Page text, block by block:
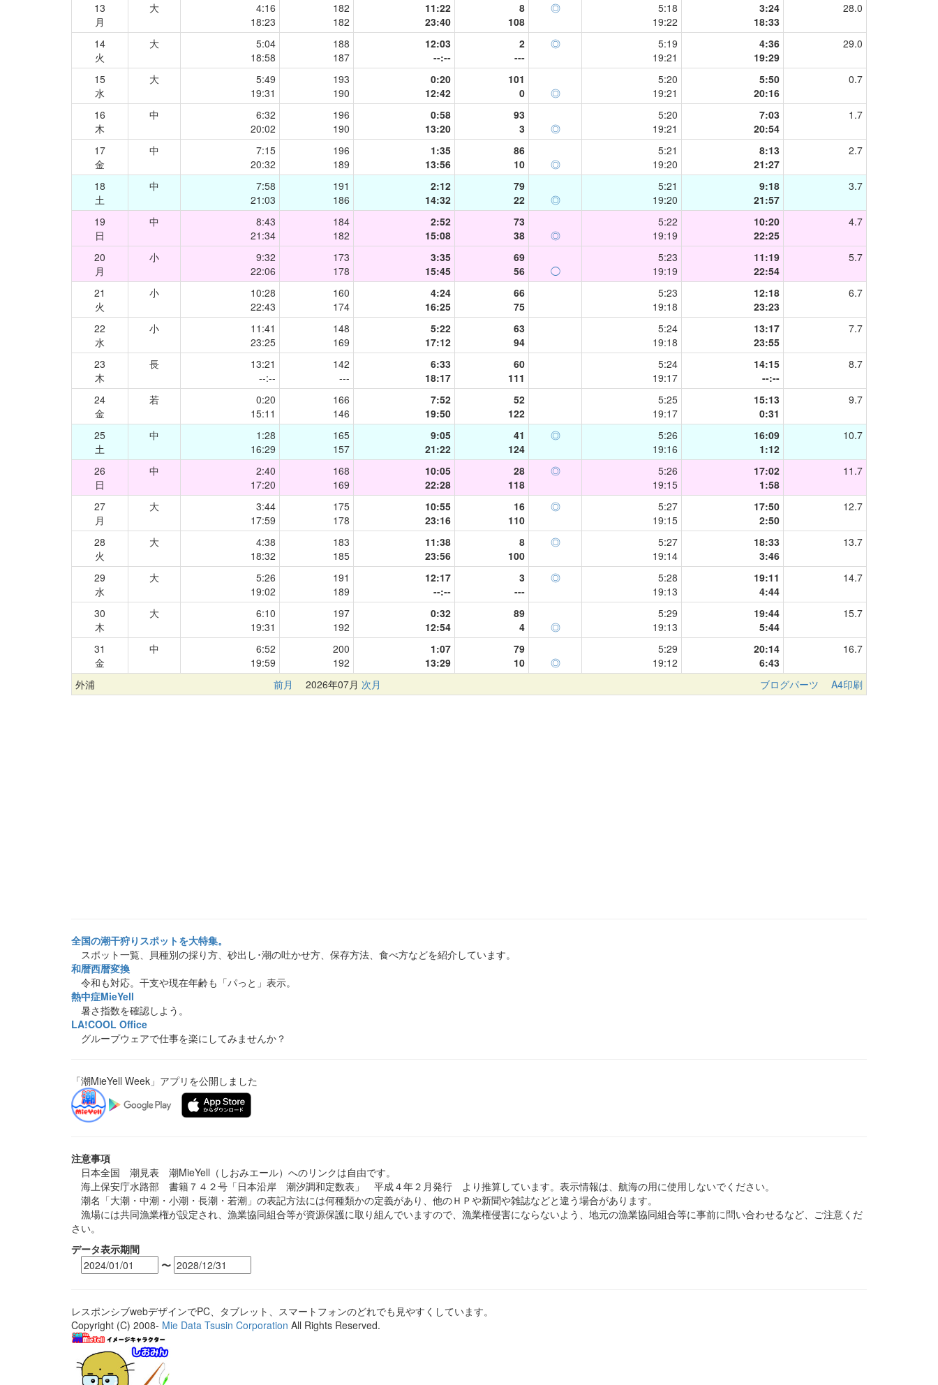
13
月
大
4:16
18:23
182
182
11:22
23:40
8
108
◎
5:18
19:22
3:24
18:33
28.0
14
火
大
5:04
18:58
188
187
12:03
--:--
2
---
◎
5:19
19:21
4:36
19:29
29.0
15
水
大
5:49
19:31
193
190
0:20
12:42
101
0
◎
5:20
19:21
5:50
20:16
0.7
16
木
中
6:32
20:02
196
190
0:58
13:20
93
3
◎
5:20
19:21
7:03
20:54
1.7
17
金
中
7:15
20:32
196
189
1:35
13:56
86
10
◎
5:21
19:20
8:13
21:27
2.7
18
土
中
7:58
21:03
191
186
2:12
14:32
79
22
◎
5:21
19:20
9:18
21:57
3.7
19
日
中
8:43
21:34
184
182
2:52
15:08
73
38
◎
5:22
19:19
10:20
22:25
4.7
20
月
小
9:32
22:06
173
178
3:35
15:45
69
56
◯
5:23
19:19
11:19
22:54
5.7
21
火
小
10:28
22:43
160
174
4:24
16:25
66
75
5:23
19:18
12:18
23:23
6.7
22
水
小
11:41
23:25
148
169
5:22
17:12
63
94
5:24
19:18
13:17
23:55
7.7
23
木
長
13:21
--:--
142
---
6:33
18:17
60
111
5:24
19:17
14:15
--:--
8.7
24
金
若
0:20
15:11
166
146
7:52
19:50
52
122
5:25
19:17
15:13
0:31
9.7
25
土
中
1:28
16:29
165
157
9:05
21:22
41
124
◎
5:26
19:16
16:09
1:12
10.7
26
日
中
2:40
17:20
168
169
10:05
22:28
28
118
◎
5:26
19:15
17:02
1:58
11.7
27
月
大
3:44
17:59
175
178
10:55
23:16
16
110
◎
5:27
19:15
17:50
2:50
12.7
28
火
大
4:38
18:32
183
185
11:38
23:56
8
100
◎
5:27
19:14
18:33
3:46
13.7
29
水
大
5:26
19:02
191
189
12:17
--:--
3
---
◎
5:28
19:13
19:11
4:44
14.7
30
木
大
6:10
19:31
197
192
0:32
12:54
89
4
◎
5:29
19:13
19:44
5:44
15.7
31
金
中
6:52
19:59
200
192
1:07
13:29
79
10
◎
5:29
19:12
20:14
6:43
16.7
外浦 前月 2026年07月 次月 ブログパーツ A4印刷
全国の潮干狩りスポットを大特集。
スポット一覧、貝種別の採り方、砂出し･潮の吐かせ方、保存方法、食べ方などを紹介しています。
和暦西暦変換
令和も対応。干支や現在年齢も「パっと」表示。
熱中症MieYell
暑さ指数を確認しよう。
LA!COOL Office
グループウェアで仕事を楽にしてみませんか？
「潮MieYell Week」アプリを公開しました
注意事項
日本全国 潮見表 潮MieYell（しおみエール）へのリンクは自由です。
海上保安庁水路部 書籍７４２号「日本沿岸 潮汐調和定数表」 平成４年２月発行 より推算しています。表示情報は、航海の用に使用しないでください。
潮名「大潮・中潮・小潮・長潮・若潮」の表記方法には何種類かの定義があり、他のＨＰや新聞や雑誌などと違う場合があります。
漁場には共同漁業権が設定され、漁業協同組合等が資源保護に取り組んでいますので、漁業権侵害にならないよう、地元の漁業協同組合等に事前に問い合わせるなど、ご注意くだ
さい。
データ表示期間
〜
レスポンシブwebデザインでPC、タブレット、スマートフォンのどれでも見やすくしています。
Copyright (C) 2008- Mie Data Tsusin Corporation All Rights Reserved.